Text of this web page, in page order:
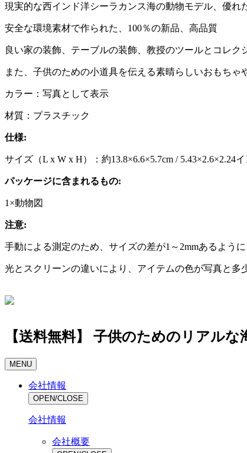
現実的な西インド洋シーラカンス海の動物モデル、優れ
安全な環境素材で作られた、100％の新品、高品質
良い家の装飾、テーブルの装飾、教授のツールとコレク
また、子供のための小道具を伝える素晴らしいおもち
カラー：写真として表示
材質：プラスチック
仕様:
サイズ（L x W x H）：約13.8×6.6×5.7cm / 5.43×2.6×2.24
パッケージに含まれるもの:
1×動物図
注意:
手動による測定のため、サイズの差が1～2mmあるよう
光とスクリーンの違いにより、アイテムの色が写真と多
【送料無料】 子供のためのリアル
MENU
会社情報
OPEN/CLOSE
会社情報
会社概要